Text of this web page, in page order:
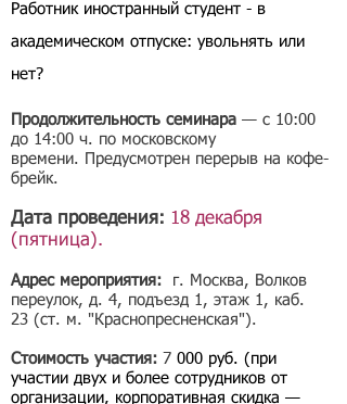
Работник иностранный студент - в
академическом отпуске: увольнять или
нет?
Продолжительность семинара — с 10:00
до 14:00 ч. по московскому
времени. Предусмотрен перерыв на кофе-
брейк.
Дата проведения: 18 декабря
(пятница).
Адрес мероприятия: г. Москва, Волков
переулок, д. 4, подъезд 1, этаж 1, каб.
23 (ст. м. "Краснопресненская").
Стоимость участия: 7 000 руб. (при
участии двух и более сотрудников от
организации, корпоративная скидка —